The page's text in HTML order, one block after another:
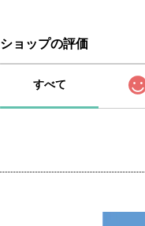
ショップの評価
すべて